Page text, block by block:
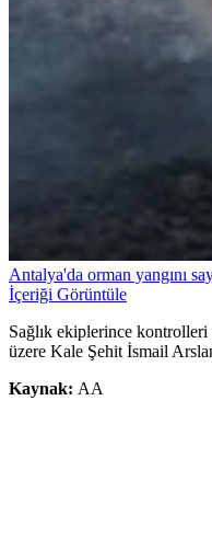
Antalya'da orman yangını
İçeriği Görüntüle
Sağlık ekiplerince kontrolleri
üzere Kale Şehit İsmail
Kaynak: AA